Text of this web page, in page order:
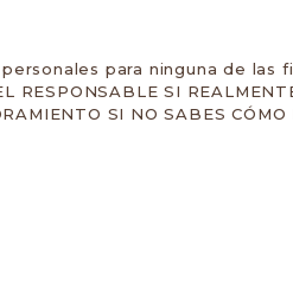
para ninguna de las
RESPONSABLE SI
SI NO SABES